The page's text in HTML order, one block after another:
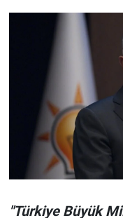
"Türkiye Büyük